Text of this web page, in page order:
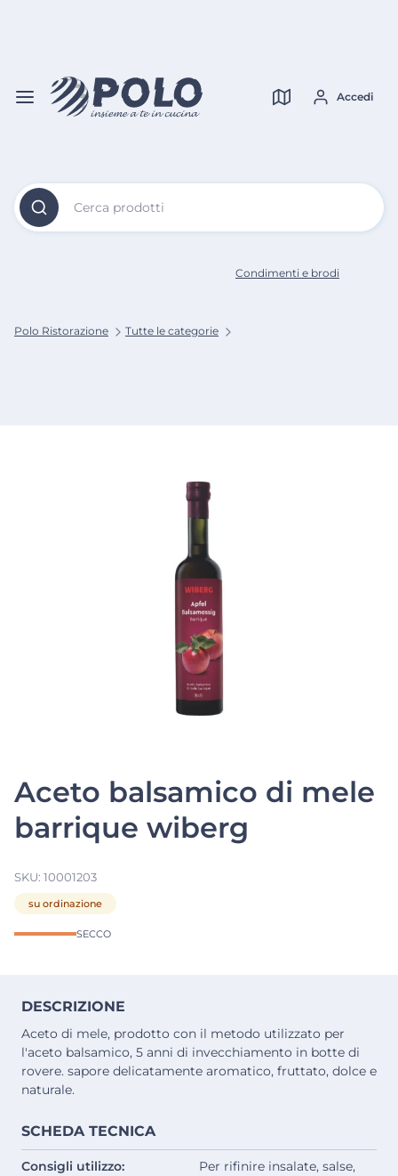
Cerca prodotti
Accedi
Polo Ristorazione Tutte le categorie
Condimenti e brodi
Aceto balsamico di mele
barrique wiberg
SKU: 10001203
su ordinazione
SECCO
DESCRIZIONE
Aceto di mele, prodotto con il metodo utilizzato per
l'aceto balsamico, 5 anni di invecchiamento in botte di
rovere. sapore delicatamente aromatico, fruttato, dolce e
naturale.
SCHEDA TECNICA
Consigli utilizzo:
Per rifinire insalate, salse,